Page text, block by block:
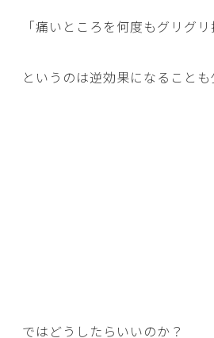
「痛いところを何度もグリグリ
というのは逆効果になることも
ではどうしたらいいのか？